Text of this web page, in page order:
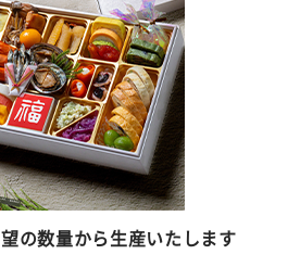
の数量から生産いたします